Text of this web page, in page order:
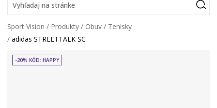
Vyhľadaj na stránke
Sport Vision Produkty Obuv
Tenisky
adidas STREETTALK SC
-20% KÓD: HAPPY